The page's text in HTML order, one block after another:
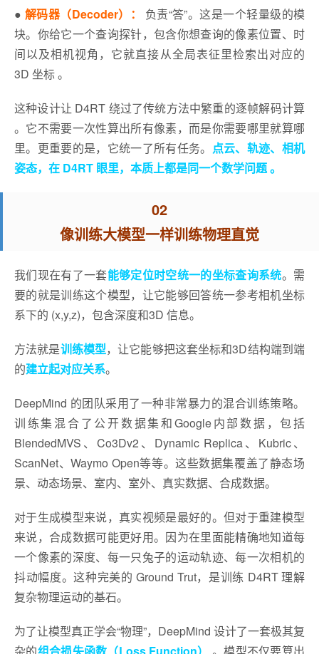
● 解码器（Decoder）：
负责“答”。这是一个轻量级的模
块。你给它一个查询探针，包含你想查询的像素位置、时
间以及相机视角，它就直接从全局表征里检索出对应的
3D 坐标 。
这种设计让 D4RT 绕过了传统方法中繁重的逐帧解码计算
。它不需要一次性算出所有像素，而是你需要哪里就算哪
里。更重要的是，它统一了所有任务。 点云、轨迹、相机
姿态，在 D4RT 眼里，本质上都是同一个数学问题 。
02
像训练大模型一样训练物理直觉
我们现在有了一套能够定位时空统一的坐标查询系统。需
要的就是训练这个模型，让它能够回答统一参考相机坐标
系下的 (x,y,z)，包含深度和3D 信息。
方法就是训练模型，让它能够把这套坐标和3D结构端到端
的建立起对应关系。
DeepMind 的团队采用了一种非常暴力的混合训练策略。
训练集混合了公开数据集和Google内部数据，包括
BlendedMVS、Co3Dv2、Dynamic Replica、Kubric、
ScanNet、Waymo Open等等。这些数据集覆盖了静态场
景、动态场景、室内、室外、真实数据、合成数据。
对于生成模型来说，真实视频是最好的。但对于重建模型
来说，合成数据可能更好用。因为在里面能精确地知道每
一个像素的深度、每一只兔子的运动轨迹、每一次相机的
抖动幅度。这种完美的 Ground Trut，是训练 D4RT 理解
复杂物理运动的基石。
为了让模型真正学会“物理”，DeepMind 设计了一套极其复
杂的组合损失函数（Loss Function）
。模型不仅要算出